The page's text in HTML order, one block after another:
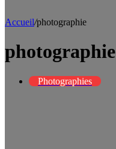
Accueil/photographie
photographie
Photographies